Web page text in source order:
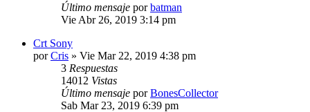
Último mensaje porbatman
Vie Abr 26, 2019 3:14 pm
Crt Sony
porCris » Vie Mar 22, 2019 4:38 pm
3 Respuestas
14012 Vistas
Último mensaje porBonesCollector
Sab Mar 23, 2019 6:39 pm